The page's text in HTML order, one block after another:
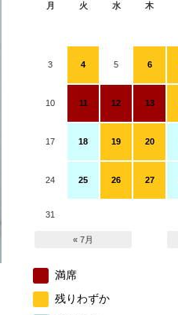
月 火 水 木
3 4 5 6
10 11 12 13
17 18 19 20
24 25 26 27
31
« 7月
満席
残りわずか